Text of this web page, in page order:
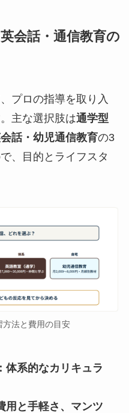
会話・通信教育の
プロの指導を取り入
主な選択肢は通学型
話・幼児通信教育の3
、目的とライフスタ
方法と費用の目安
体系的なカリキュラ
用と手軽さ、マンツ